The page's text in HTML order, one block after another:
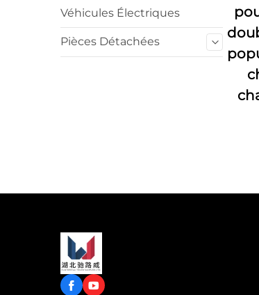
Véhicules Électriques
Pièces Détachées